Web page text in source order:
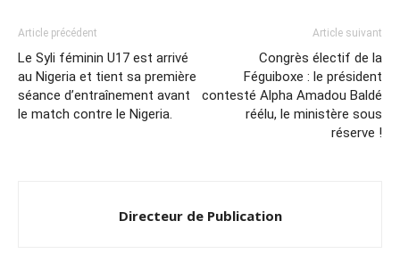
Article précédent
Le Syli féminin U17 est arrivé
au Nigeria et tient sa première
séance d’entraînement avant
le match contre le Nigeria.
Article suivant
Congrès électif de la
Féguiboxe : le président
contesté Alpha Amadou Baldé
réélu, le ministère sous
réserve !
Directeur de Publication